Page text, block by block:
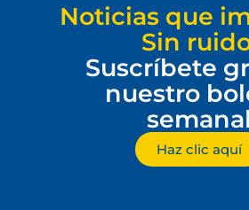
Noticias que
Sin
Suscríbete
nuestro
semanal
Haz clic aquí